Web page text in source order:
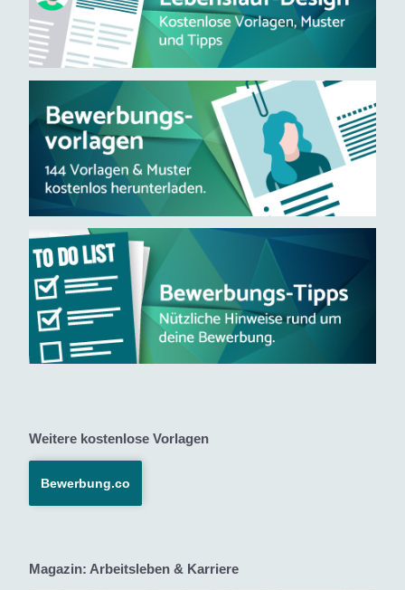
Weitere kostenlose Vorlagen
Bewerbung.co
Magazin: Arbeitsleben & Karriere